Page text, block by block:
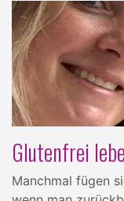
Glutenfrei
Manchmal fügen